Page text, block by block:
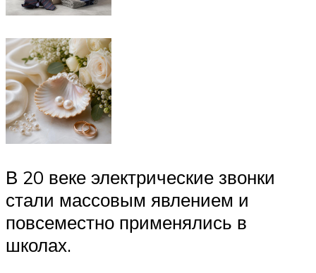
В 20 веке электрические звонки
стали массовым явлением и
повсеместно применялись в
школах.